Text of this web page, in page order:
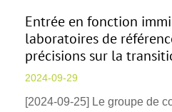
Entrée en fonction
laboratoires de
précisions sur la
2024-09-29
[2024-09-25] Le groupe de